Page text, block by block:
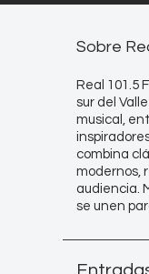
Sobre
Real 101.5
sur del
musical,
combina
modernos,
audiencia.
se unen